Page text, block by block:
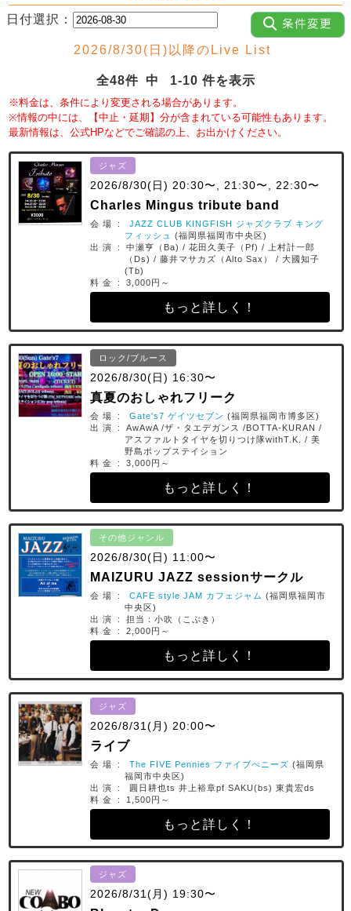
日付選択：
2026/8/30(日)以降のLive List
全48件 中 1-10 件を表示
※料金は、条件により変更される場合があります。
※情報の中には、【中止・延期】分が含まれている可能性もあります。
最新情報は、公式HPなどでご確認の上、お出かけください。
ジャズ
2026/8/30(日) 20:30〜, 21:30〜, 22:30〜
Charles Mingus tribute band
会 場 : JAZZ CLUB KINGFISH ジャズクラブ キング
フィッシュ
(福岡県福岡市中央区)
出 演 : 中瀬亨（Ba) / 花田久美子（Pf) / 上村計一郎
（Ds) / 藤井マサカズ（Alto Sax） / 大國知子
(Tb)
料 金 : 3,000円～
もっと詳しく！
ロック/ブルース
2026/8/30(日) 16:30〜
真夏のおしゃれフリーク
会 場 : Gate's7 ゲイツセブン (福岡県福岡市博多区)
出 演 : AwAwA /ザ・タエデガンス /BOTTA-KURAN /
アスファルトタイヤを切りつけ隊withT.K. / 美
野島ポップステイション
料 金 : 3,000円～
もっと詳しく！
その他ジャンル
2026/8/30(日) 11:00〜
MAIZURU JAZZ sessionサークル
会 場 : CAFE style JAM カフェジャム (福岡県福岡市
中央区)
出 演 : 担当：小吹（こぶき）
料 金 : 2,000円～
もっと詳しく！
ジャズ
2026/8/31(月) 20:00〜
ライブ
会 場 : The FIVE Pennies ファイブぺニーズ (福岡県
福岡市中央区)
出 演 : 圓日耕也ts 井上裕章pf SAKU(bs) 東貴宏ds
料 金 : 1,500円～
もっと詳しく！
ジャズ
2026/8/31(月) 19:30〜